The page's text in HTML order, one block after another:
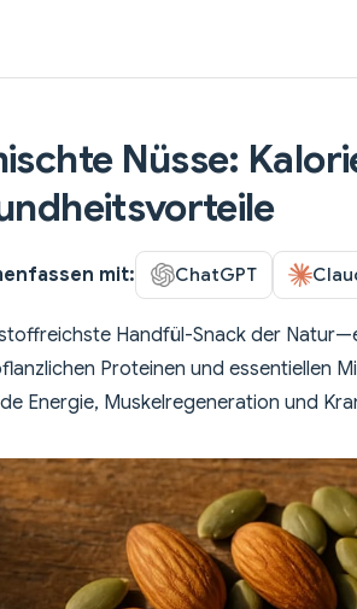
Nüsse:
mit: ChatGPT
Handfül-Snack der
Proteinen und essentiellen
Energie, Muskelregeneration und